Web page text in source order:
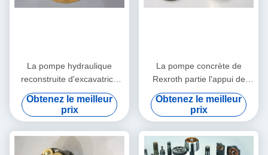
La pompe hydraulique
reconstruite d'excavatrice
partie le modèle multi de
PV90R075 PV90RK42
PV90L42
Obtenez le meilleur
prix
La pompe concrète de
Rexroth partie l'appui de
machines de construction de
PV90R030 PV90R042
Obtenez le meilleur
prix